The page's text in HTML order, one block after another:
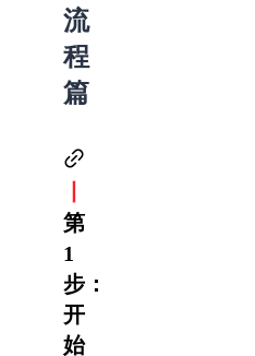
流
程
篇
第
1
步：
开
始